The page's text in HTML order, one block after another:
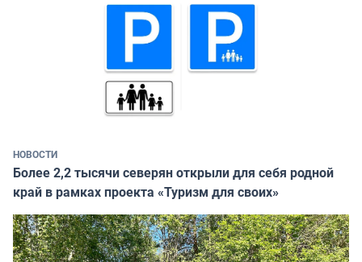
НОВОСТИ
Более 2,2 тысячи северян открыли для себя родной
край в рамках проекта «Туризм для своих»